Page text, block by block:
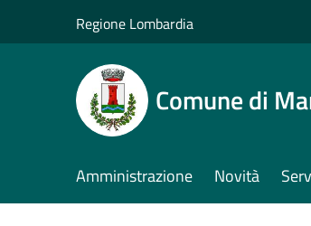
Regione Lombardia
Comune di
Amministrazione Novità